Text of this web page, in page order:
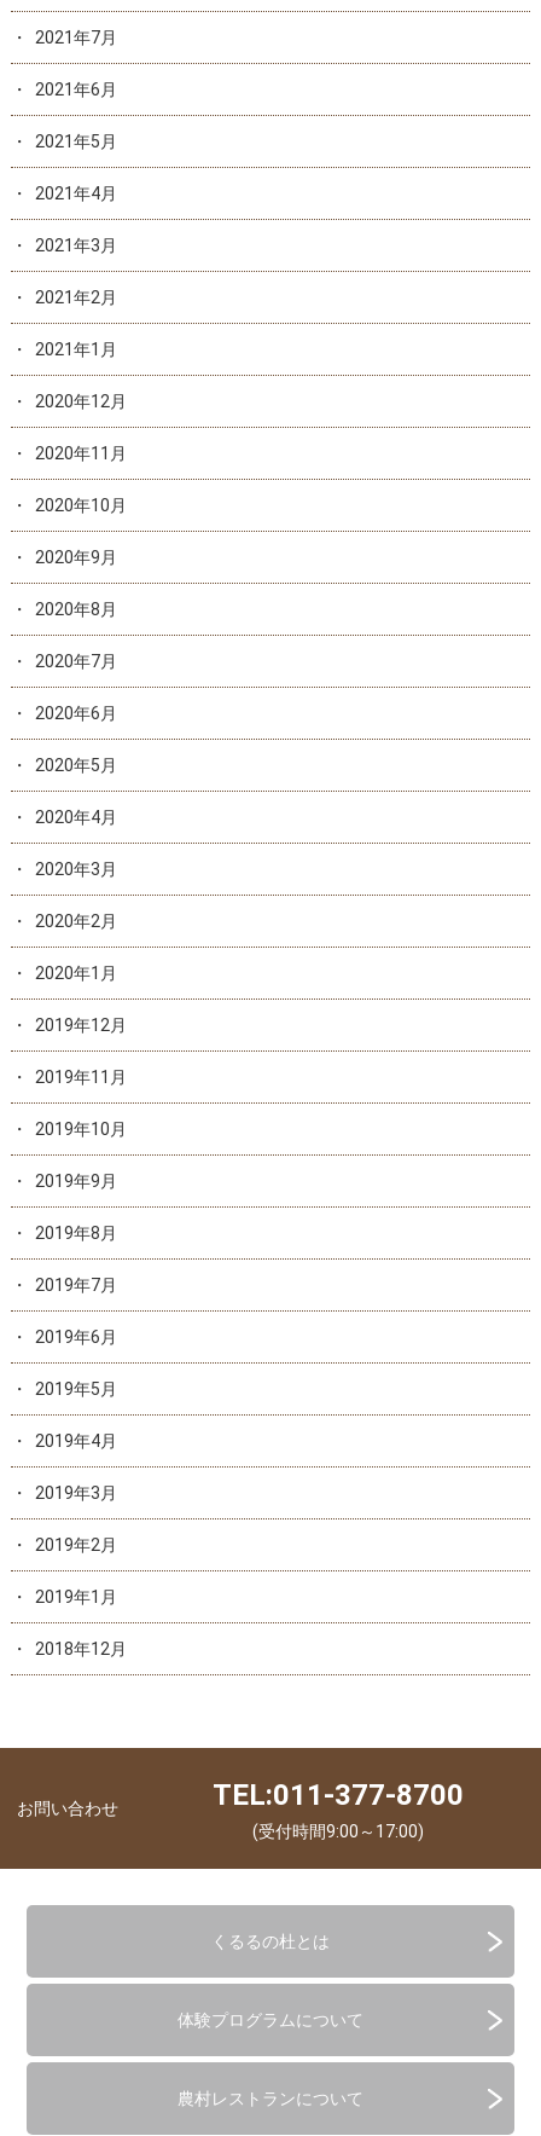
2021年7月
2021年6月
2021年5月
2021年4月
2021年3月
2021年2月
2021年1月
2020年12月
2020年11月
2020年10月
2020年9月
2020年8月
2020年7月
2020年6月
2020年5月
2020年4月
2020年3月
2020年2月
2020年1月
2019年12月
2019年11月
2019年10月
2019年9月
2019年8月
2019年7月
2019年6月
2019年5月
2019年4月
2019年3月
2019年2月
2019年1月
2018年12月
お問い合わせ TEL:011-377-8700
(受付時間9:00～17:00)
くるるの杜とは
体験プログラムについて
農村レストランについて